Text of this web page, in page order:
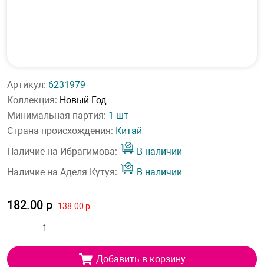
Артикул: 6231979
Коллекция: Новый Год
Минимальная партия: 1 шт
Страна происхождения: Китай
Наличие на Ибрагимова:
В наличии
Наличие на Аделя Кутуя:
В наличии
182.00 р 138.00 р
Добавить в корзину